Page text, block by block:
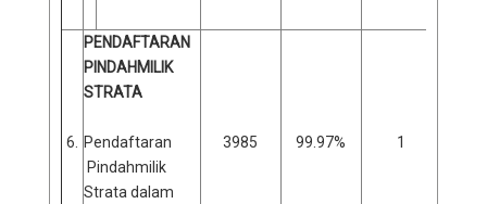
6.
PENDAFTARAN
PINDAHMILIK
STRATA
Pendaftaran
Pindahmilik
Strata dalam
3985 99.97% 1